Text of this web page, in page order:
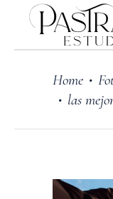
Home •
• las